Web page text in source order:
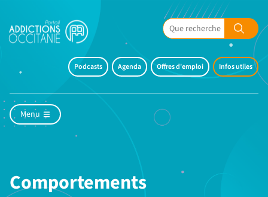
Podcasts Agenda Offres d'emploi Infos utiles
Menu
Comportements